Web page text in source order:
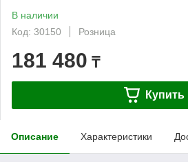
В наличии
Код: 30150
Розница
181 480 ₸
Купить
Описание Характеристики